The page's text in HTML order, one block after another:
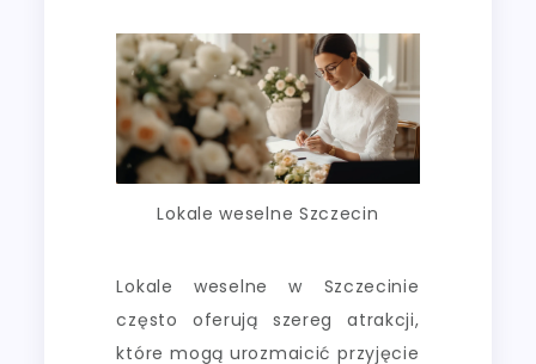
Lokale weselne Szczecin
Lokale weselne w Szczecinie
często oferują szereg atrakcji,
które mogą urozmaicić przyjęcie